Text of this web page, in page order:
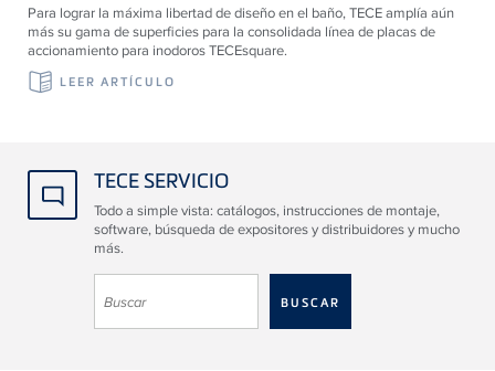
Para lograr la máxima libertad de diseño en el baño, TECE amplía aún
más su gama de superficies para la consolidada línea de placas de
accionamiento para inodoros TECEsquare.
LEER ARTÍCULO
TECE SERVICIO
Todo a simple vista: catálogos, instrucciones de montaje,
software, búsqueda de expositores y distribuidores y mucho
más.